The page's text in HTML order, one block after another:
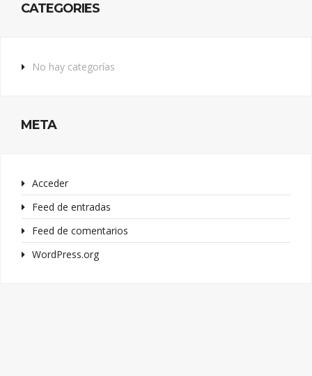
CATEGORIES
No hay categorías
META
Acceder
Feed de entradas
Feed de comentarios
WordPress.org